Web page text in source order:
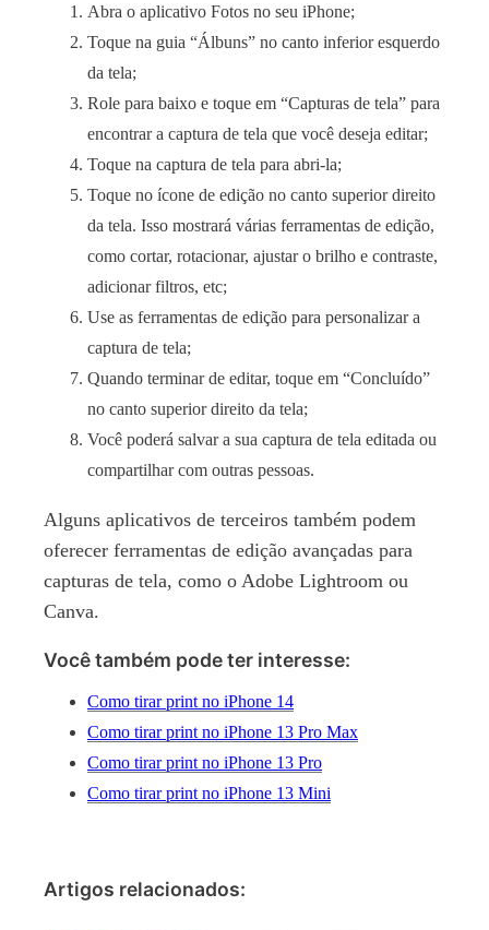
Abra o aplicativo Fotos no seu iPhone;
Toque na guia “Álbuns” no canto inferior esquerdo
da tela;
Role para baixo e toque em “Capturas de tela” para
encontrar a captura de tela que você deseja editar;
Toque na captura de tela para abri-la;
Toque no ícone de edição no canto superior direito
da tela. Isso mostrará várias ferramentas de edição,
como cortar, rotacionar, ajustar o brilho e contraste,
adicionar filtros, etc;
Use as ferramentas de edição para personalizar a
captura de tela;
Quando terminar de editar, toque em “Concluído”
no canto superior direito da tela;
Você poderá salvar a sua captura de tela editada ou
compartilhar com outras pessoas.
Alguns aplicativos de terceiros também podem
oferecer ferramentas de edição avançadas para
capturas de tela, como o Adobe Lightroom ou
Canva.
Você também pode ter interesse:
Como tirar print no iPhone 14
Como tirar print no iPhone 13 Pro Max
Como tirar print no iPhone 13 Pro
Como tirar print no iPhone 13 Mini
Artigos relacionados: